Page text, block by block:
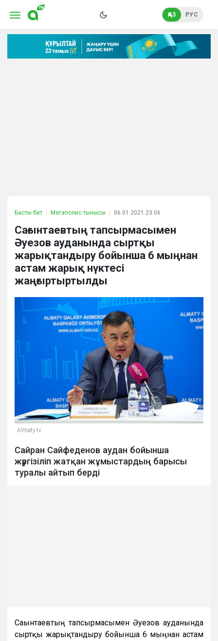
ҚАЗ РУС
Басты бет Мегаполис тынысы 06.01.2021 23:06
Сағынтаевтың тапсырмасымен
Әуезов ауданында сыртқы
жарықтандыру бойынша 6 мыңнан
астам жарық нүктесі
жаңғыртыртылды
Almaty.tv
Сайран Сайфеденов аудан бойынша
жүргізіліп жатқан жұмыстардың барысы
туралы айтып берді
Сағынтаевтың тапсырмасымен Әуезов ауданында
сыртқы жарықтандыру бойынша 6 мыңнан астам